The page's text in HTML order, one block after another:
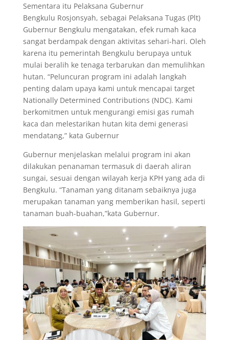
Sementara itu Pelaksana Gubernur
Bengkulu Rosjonsyah, sebagai Pelaksana Tugas (Plt)
Gubernur Bengkulu mengatakan, efek rumah kaca
sangat berdampak dengan aktivitas sehari-hari. Oleh
karena itu pemerintah Bengkulu berupaya untuk
mulai beralih ke tenaga terbarukan dan memulihkan
hutan. “Peluncuran program ini adalah langkah
penting dalam upaya kami untuk mencapai target
Nationally Determined Contributions (NDC). Kami
berkomitmen untuk mengurangi emisi gas rumah
kaca dan melestarikan hutan kita demi generasi
mendatang,” kata Gubernur
Gubernur menjelaskan melalui program ini akan
dilakukan penanaman termasuk di daerah aliran
sungai, sesuai dengan wilayah kerja KPH yang ada di
Bengkulu. “Tanaman yang ditanam sebaiknya juga
merupakan tanaman yang memberikan hasil, seperti
tanaman buah-buahan,”kata Gubernur.